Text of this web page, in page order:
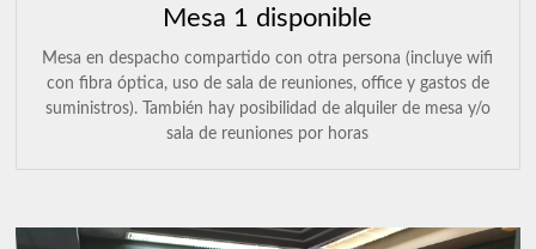
Mesa 1 disponible
Mesa en despacho compartido con otra persona (incluye wifi
con fibra óptica, uso de sala de reuniones, office y gastos de
suministros). También hay posibilidad de alquiler de mesa y/o
sala de reuniones por horas